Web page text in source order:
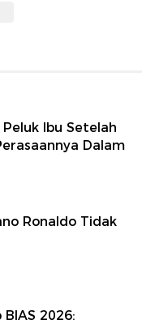
Ibu Setelah
Dalam
Ronaldo Tidak
2026: